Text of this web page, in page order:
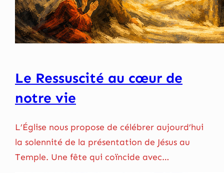
Le Ressuscité au cœur de
notre vie
L’Église nous propose de célébrer aujourd’hui
la solennité de la présentation de Jésus au
Temple. Une fête qui coïncide avec…